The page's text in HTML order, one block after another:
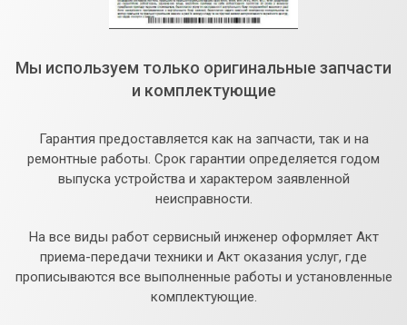
Мы используем только оригинальные запчасти
и комплектующие
Гарантия предоставляется как на запчасти, так и на
ремонтные работы. Срок гарантии определяется годом
выпуска устройства и характером заявленной
неисправности.
На все виды работ сервисный инженер оформляет Акт
приема-передачи техники и Акт оказания услуг, где
прописываются все выполненные работы и установленные
комплектующие.